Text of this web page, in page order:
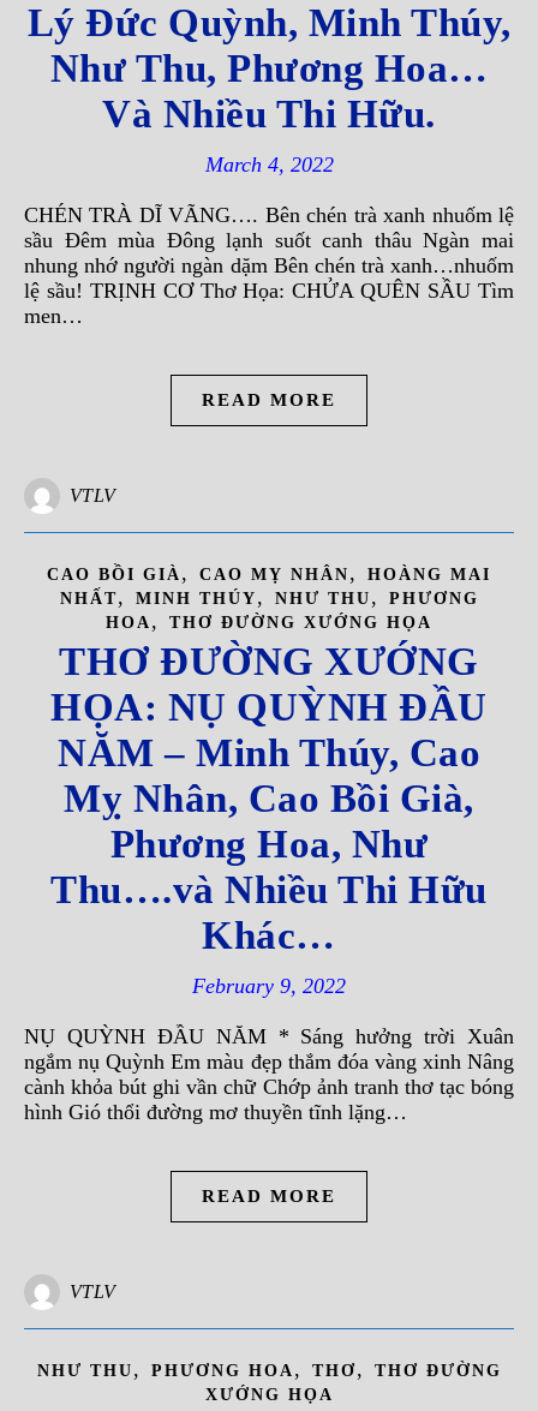
Lý Đức Quỳnh, Minh Thúy,
Như Thu, Phương Hoa…
Và Nhiều Thi Hữu.
March 4, 2022
CHÉN TRÀ DĨ VÃNG…. Bên chén trà xanh nhuốm lệ
sầu Đêm mùa Đông lạnh suốt canh thâu Ngàn mai
nhung nhớ người ngàn dặm Bên chén trà xanh…nhuốm
lệ sầu! TRỊNH CƠ Thơ Họa: CHỬA QUÊN SẦU Tìm
men…
READ MORE
VTLV
CAO BỒI GIÀ , CAO MỴ NHÂN ,
HOÀNG MAI
NHẤT, MINH THÚY , NHƯ THU ,
PHƯƠNG
HOA , THƠ ĐƯỜNG XƯỚNG HỌA
THƠ ĐƯỜNG XƯỚNG
HỌA: NỤ QUỲNH ĐẦU
NĂM – Minh Thúy, Cao
Mỵ Nhân, Cao Bồi Già,
Phương Hoa, Như
Thu….và Nhiều Thi Hữu
Khác…
February 9, 2022
NỤ QUỲNH ĐẦU NĂM * Sáng hưởng trời Xuân
ngắm nụ Quỳnh Em màu đẹp thắm đóa vàng xinh Nâng
cành khỏa bút ghi vần chữ Chớp ảnh tranh thơ tạc bóng
hình Gió thổi đường mơ thuyền tĩnh lặng…
READ MORE
VTLV
NHƯ THU , PHƯƠNG HOA , THƠ ,
THƠ ĐƯỜNG
XƯỚNG HỌA